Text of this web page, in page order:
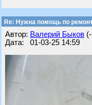
Re: Нужна помощь по
Автор: Валерий Быков
Дата: 01-03-25 14:59